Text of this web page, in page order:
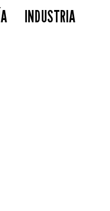
INDUSTRIA